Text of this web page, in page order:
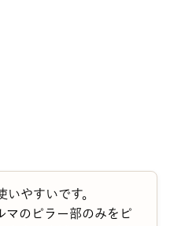
やすいです。
マのピラー部のみをピ